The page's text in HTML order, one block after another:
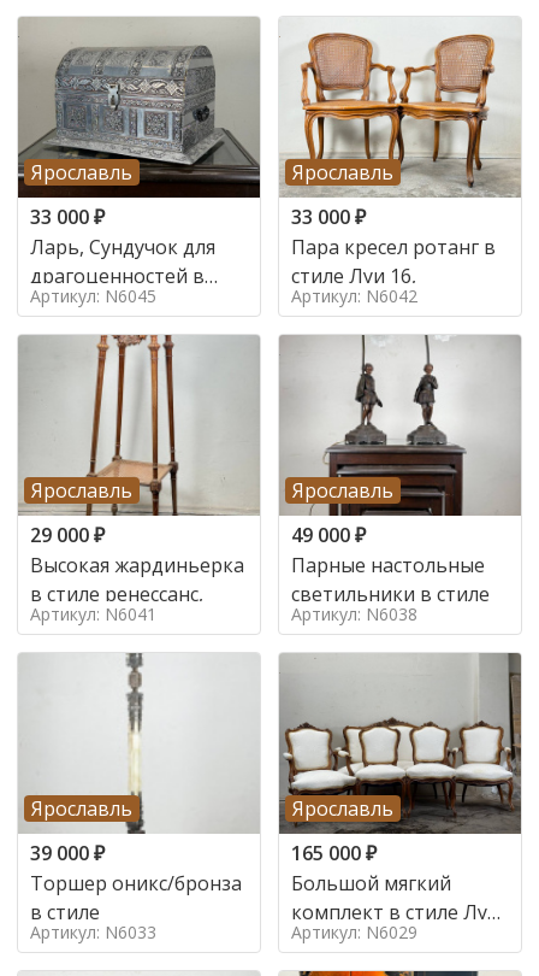
Ярославль
33 000₽
Ларь, Сундучок для
драгоценностей в
стиле
Артикул: N6045
Ярославль
33 000₽
Пара кресел ротанг в
стиле Луи 16,
Артикул: N6042
Ярославль
29 000₽
Высокая жардиньерка
в стиле ренессанс,
Артикул: N6041
Ярославль
49 000₽
Парные настольные
светильники в стиле
Артикул: N6038
Ярославль
39 000₽
Торшер оникс/бронза
в стиле
Артикул: N6033
Ярославль
165 000₽
Большой мягкий
комплект в стиле Луи
в стиле
Артикул: N6029